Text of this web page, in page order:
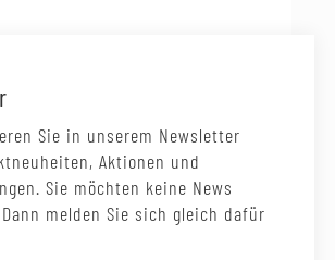
Sie in unserem Newsletter
Aktionen und
Sie möchten keine News
melden Sie sich gleich dafür